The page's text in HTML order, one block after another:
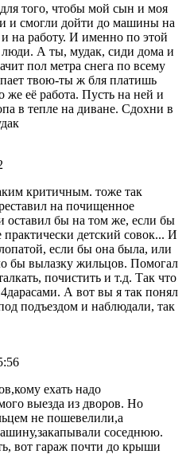
того, чтобы мой сын и моя
и смогли дойти до машины на
на работу. И именно по этой
А ты, мудак, сиди дома и
пол метра снега по всему
твою-ты ж бля платишь
же её работа. Пусть на ней и
в тепле на диване. Сдохни в
критичным. тоже так
на почищенное
оставил бы на том же, если бы
детский совок... И
если бы она была, или
бы вылазку жильцов. Помогал
почистить и т.д. Так что
А вот вы я так понял
подъездом и наблюдали, так
ехать надо
выезда из дворов. Но
не пошевелили,а
соседнюю.
вот гараж почти до крыши